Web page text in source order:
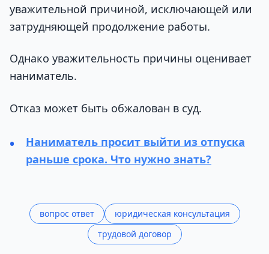
уважительной причиной, исключающей или
затрудняющей продолжение работы.
Однако уважительность причины оценивает
наниматель.
Отказ может быть обжалован в суд.
Наниматель просит выйти из отпуска
раньше срока. Что нужно знать?
вопрос ответ
юридическая консультация
трудовой договор